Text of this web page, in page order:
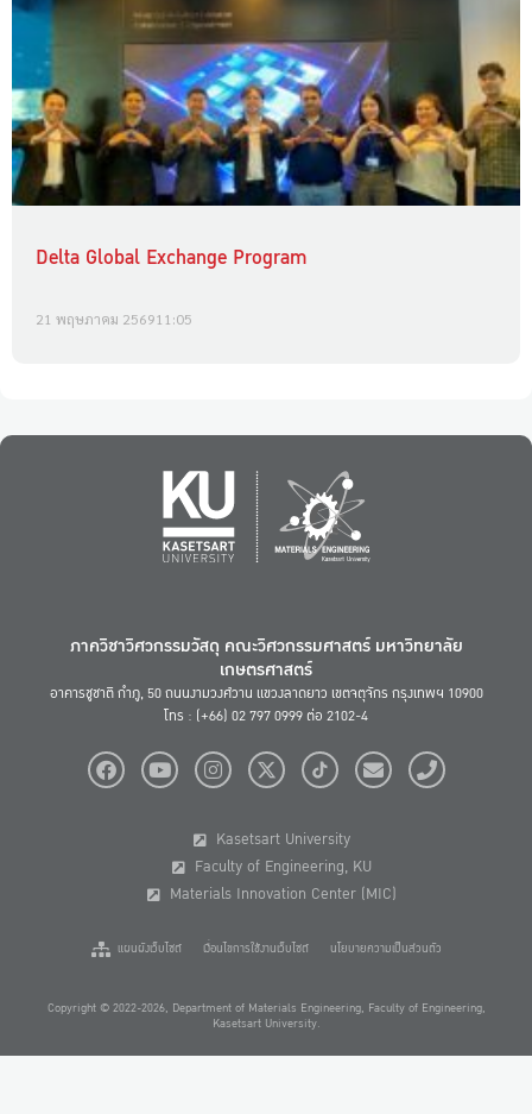
Delta Global Exchange Program
21 พฤษภาคม 256911:05
ภาควิชาวิศวกรรมวัสดุ คณะวิศวกรรมศาสตร์ มหาวิทยาลัย
เกษตรศาสตร์
อาคารชูชาติ กำภู, 50 ถนนงามวงศ์วาน แขวงลาดยาว เขตจตุจักร กรุงเทพฯ 10900
โทร : (+66) 02 797 0999 ต่อ 2102-4
Kasetsart University
Faculty of Engineering, KU
Materials Innovation Center (MIC)
แผนผังเว็บไซต์ เงื่อนไขการใช้งานเว็บไซต์ นโยบายความเป็นส่วนตัว
Copyright © 2022-2026, Department of Materials Engineering, Faculty of Engineering,
Kasetsart University.